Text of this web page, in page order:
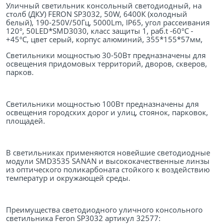
Уличный светильник консольный светодиодный, на
столб (ДКУ) FERON SP3032, 50W, 6400К (холодный
белый), 190-250V/50Гц, 5000Lm, IP65, угол рассеивания
120°, 50LED*SMD3030, класс защиты 1, раб.t -60°C -
+45°C, цвет серый, корпус алюминий, 355*155*57мм,
Светильники мощностью 30-50Вт предназначены для
освещения придомовых территорий, дворов, скверов,
парков.
Светильники мощностью 100Вт предназначены для
освещения городских дорог и улиц, стоянок, парковок,
площадей.
В светильниках применяются новейшие светодиодные
модули SMD3535 SANAN и высококачественные линзы
из оптического поликарбоната стойкого к воздействию
температур и окружающей среды.
Преимущества cветодиодного уличного консольного
светильника Feron SP3032 артикул 32577: